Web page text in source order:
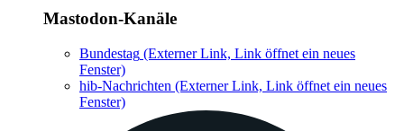
Mastodon-Kanäle
Bundestag (Externer Link, Link öffnet ein neues
Fenster)
hib-Nachrichten (Externer Link, Link öffnet ein neues
Fenster)